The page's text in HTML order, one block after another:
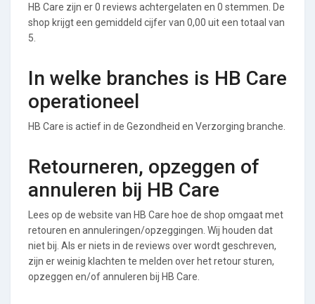
HB Care zijn er 0 reviews achtergelaten en 0 stemmen. De
shop krijgt een gemiddeld cijfer van 0,00 uit een totaal van
5.
In welke branches is HB Care
operationeel
HB Care is actief in de Gezondheid en Verzorging branche.
Retourneren, opzeggen of
annuleren bij HB Care
Lees op de website van HB Care hoe de shop omgaat met
retouren en annuleringen/opzeggingen. Wij houden dat
niet bij. Als er niets in de reviews over wordt geschreven,
zijn er weinig klachten te melden over het retour sturen,
opzeggen en/of annuleren bij HB Care.